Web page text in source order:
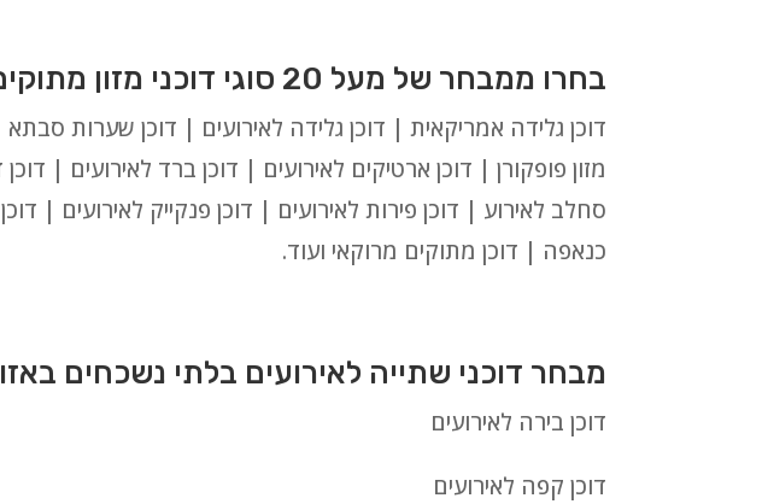
בחרו ממבחר של מעל 20 סוגי דוכני מזון מתוקים לאירועים בקרית מלאכי:
דוכן גלידה אמריקאית | דוכן גלידה לאירועים | דוכן שערות סבתא
מזון פופקורן | דוכן ארטיקים לאירועים | דוכן ברד לאירועים |
סחלב לאירוע | דוכן פירות לאירועים | דוכן פנקייק לאירועים |
כנאפה | דוכן מתוקים מרוקאי ועוד.
מבחר דוכני שתייה לאירועים בלתי נשכחים
דוכן בירה לאירועים
דוכן קפה לאירועים